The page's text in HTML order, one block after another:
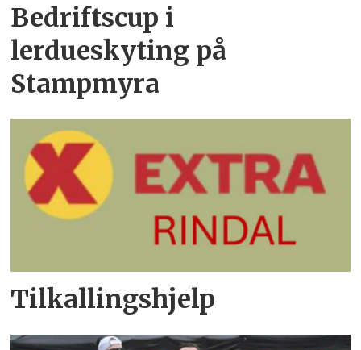
Bedriftscup i
lerdueskyting på
Stampmyra
Tilkallingshjelp